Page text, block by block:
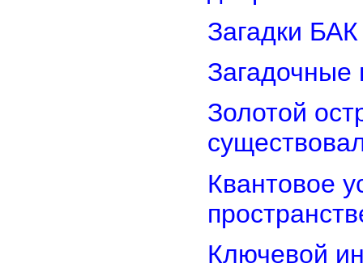
Загадки
Загадочные
Золотой
Квантовое
Ключевой